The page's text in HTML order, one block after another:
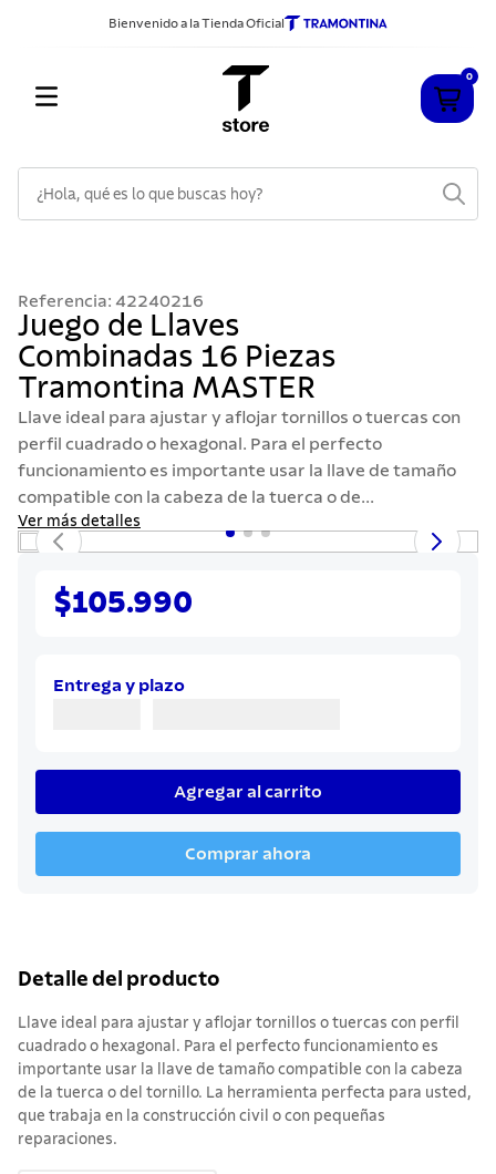
Bienvenido a la Tienda Oficial
0
Referencia: 42240216
Juego de Llaves
Combinadas 16 Piezas
Tramontina MASTER
Llave ideal para ajustar y aflojar tornillos o tuercas con
perfil cuadrado o hexagonal. Para el perfecto
funcionamiento es importante usar la llave de tamaño
compatible con la cabeza de la tuerca o de...
Ver más detalles
$105.990
Entrega y plazo
Agregar al carrito
Comprar ahora
Detalle del producto
Llave ideal para ajustar y aflojar tornillos o tuercas con perfil
cuadrado o hexagonal. Para el perfecto funcionamiento es
importante usar la llave de tamaño compatible con la cabeza
de la tuerca o del tornillo. La herramienta perfecta para usted,
que trabaja en la construcción civil o con pequeñas
reparaciones.
2 .
sarten
3.
cubiertos
4 .
ollas
.
acero inoxidable
6.
grano
442
solar
cuchillo